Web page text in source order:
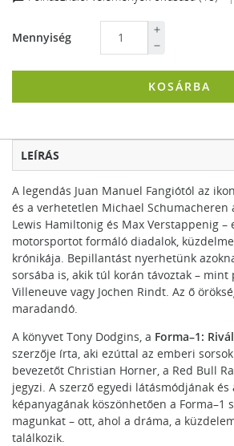
Mennyiség
KOSÁRBA
LEÍRÁS
A legendás Juan Manuel Fangiótól az
és a verhetetlen Michael Schumacheren
Lewis Hamiltonig és Max Verstappenig –
motorsportot formáló diadalok,
krónikája. Bepillantást nyerhetünk
sorsába is, akik túl korán távoztak – mint
Villeneuve vagy Jochen Rindt. Az ő
maradandó.
A könyvet Tony Dodgins, a Forma–1:
szerzője írta, aki ezúttal az emberi
bevezetőt Christian Horner, a Red Bull
jegyzi. A szerző egyedi látásmódjának és
képanyagának köszönhetően a Forma–1
magunkat – ott, ahol a dráma, a
találkozik.